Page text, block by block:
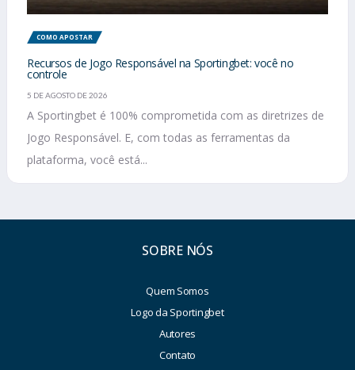
COMO APOSTAR
Recursos de Jogo Responsável na Sportingbet: você no
controle
5 DE AGOSTO DE 2026
A Sportingbet é 100% comprometida com as diretrizes de
Jogo Responsável. E, com todas as ferramentas da
plataforma, você está...
SOBRE NÓS
Quem Somos
Logo da Sportingbet
Autores
Contato